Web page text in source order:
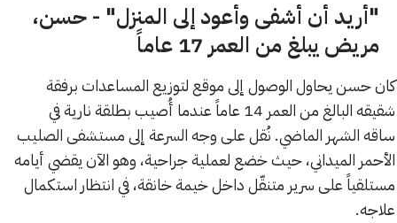
"أريد أن أشفى وأعود إلى المنزل" - حسن،
مريض يبلغ من العمر 17 عاماً
كان حسن يحاول الوصول إلى موقع لتوزيع المساعدات برفقة
شقيقه البالغ من العمر 14 عاماً عندما أُصيب بطلقة نارية في
ساقه الشهر الماضي. نُقل على وجه السرعة إلى مستشفى الصليب
الأحمر الميداني، حيث خضع لعملية جراحية، وهو الآن يقضي أيامه
مستلقياً على سرير متنقّل داخل خيمة خانقة، في انتظار استكمال
علاجه.